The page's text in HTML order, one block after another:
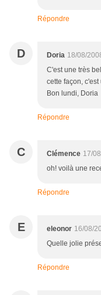
Répondre
D Doria 18/08/
C'est une très
cette façon,
Bon lundi, Doria
Répondre
C Clémence 17/
oh! voilà une
Répondre
E eleonor 16/08/
Quelle jolie
Répondre